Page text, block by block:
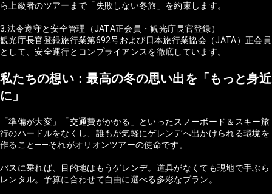
ら上級者のツアーまで「失敗しない冬旅」を約束します。
3.法令遵守と安全管理（JATA正会員・観光庁長官登録）
観光庁長官登録旅行業第692号および日本旅行業協会（JATA）正会員
として、安全運行とコンプライアンスを徹底しています。
私たちの想い：最高の冬の思い出を「もっと身近
に」
「準備が大変」「交通費がかかる」といったスノーボード＆スキー旅
行のハードルをなくし、誰もが気軽にゲレンデへ出かけられる環境を
作ること——それがオリオンツアーの使命です。
バスに乗れば、目的地はもうゲレンデ。道具がなくても現地で手ぶら
レンタル。予算に合わせて自由に選べる多彩なプラン。